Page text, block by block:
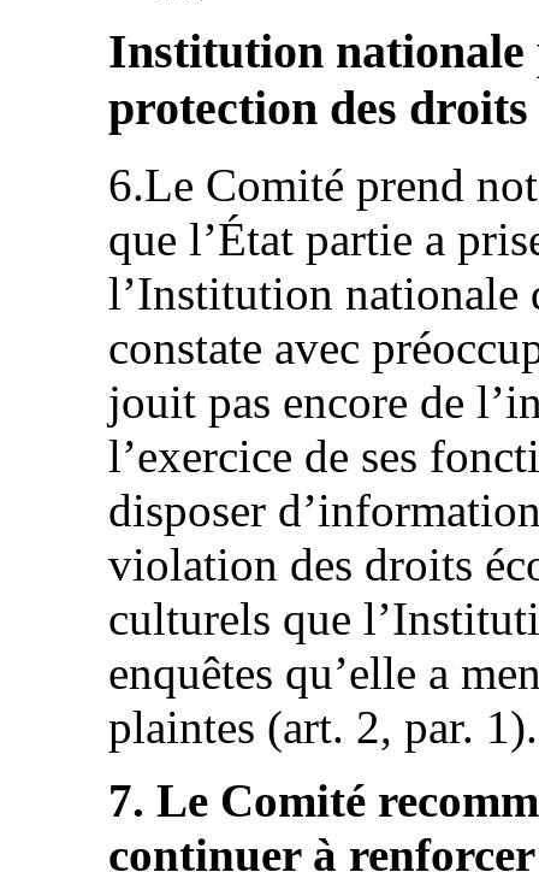
Institution
protection des droits
6.Le Comité prend
que l’État partie a
l’Institution nationale
constate avec
jouit pas encore de
l’exercice de ses
disposer
violation des droits
culturels que
enquêtes qu’elle a
plaintes (art. 2, par. 1).
7. Le Comité
continuer à